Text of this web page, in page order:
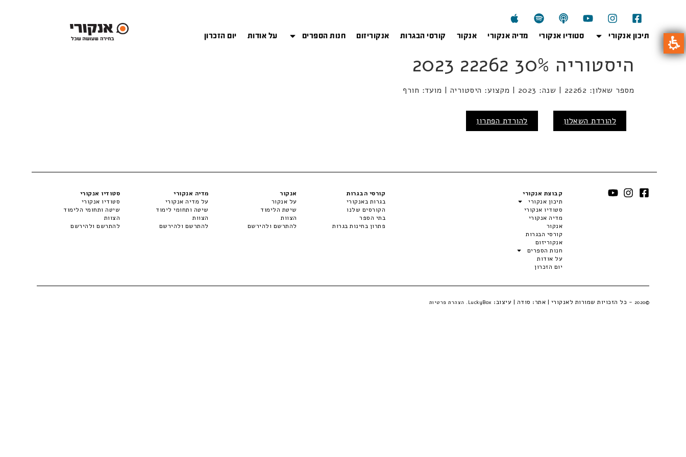
תיכון אנקורי סטודיו אנקורי מדיה אנקורי אנקור קורסי הבגרות אנקוריזום חנות הספרים על אודות יום הזכרון
היסטוריה 30% 22262 2023
מספר שאלון: 22262 | שנה: 2023 | מקצוע: היסטוריה | מועד: חורף
להורדת השאלון להורדת הפתרון
קבוצת אנקורי
תיכון אנקורי
סטודיו אנקורי
מדיה אנקורי
אנקור
קורסי הבגרות
אנקוריזום
חנות הספרים
על אודות
יום הזכרון
קורסי הבגרות
בגרות באנקורי
הקורסים שלנו
בתי הספר
פתרון בחינות בגרות
אנקור
על אנקור
שיטת הלימוד
הצוות
להתרשם ולהירשם
מדיה אנקורי
על מדיה אנקורי
שיטה ותחומי לימוד
הצוות
להתרשם ולהירשם
סטודיו אנקורי
סטודיו אנקורי
שיטה ותחומי הלימוד
הצוות
להתרשם ולהירשם
©2020 - כל הזכויות שמורות לאנקורי | אתר: סודה | עיצוב: LuckyBox. הצהרת פרטיות